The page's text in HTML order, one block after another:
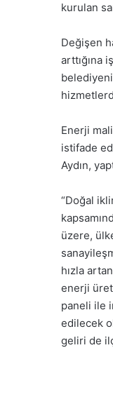
kurulan
Değişen
arttığına
Enerji
istifade
Aydın,
“Doğal
üzere,
hızla
enerji
paneli ile
edilecek
geliri de